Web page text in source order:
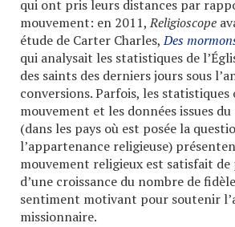
qui ont pris leurs distances par
mouvement: en 2011,Religioscope
étude de Carter Charles,Des
qui analysait les statistiques de
des saints des derniers jours sous
conversions. Parfois, les statistiques
mouvement et les données issues
(dans les pays où est posée la
l’appartenance religieuse)
mouvement religieux est satisfait
d’une croissance du nombre de
sentiment motivant pour soutenir
missionnaire.